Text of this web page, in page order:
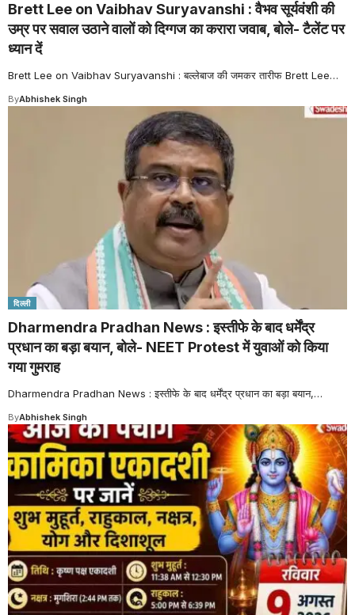
Brett Lee on Vaibhav Suryavanshi : वैभव सूर्यवंशी की
उम्र पर सवाल उठाने वालों को दिग्गज का करारा जवाब, बोले- टैलेंट पर
ध्यान दें
Brett Lee on Vaibhav Suryavanshi : बल्लेबाज की जमकर तारीफ Brett Lee…
ByAbhishek Singh
दिल्ली
Dharmendra Pradhan News : इस्तीफे के बाद धर्मेंद्र
प्रधान का बड़ा बयान, बोले- NEET Protest में युवाओं को किया
गया गुमराह
Dharmendra Pradhan News : इस्तीफे के बाद धर्मेंद्र प्रधान का बड़ा बयान,…
ByAbhishek Singh